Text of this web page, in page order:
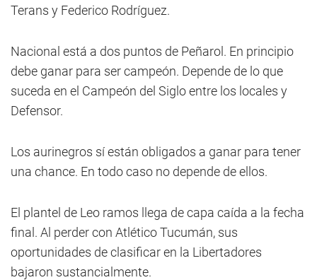
Terans y Federico Rodríguez.
Nacional está a dos puntos de Peñarol. En principio
debe ganar para ser campeón. Depende de lo que
suceda en el Campeón del Siglo entre los locales y
Defensor.
Los aurinegros sí están obligados a ganar para tener
una chance. En todo caso no depende de ellos.
El plantel de Leo ramos llega de capa caída a la fecha
final. Al perder con Atlético Tucumán, sus
oportunidades de clasificar en la Libertadores
bajaron sustancialmente.